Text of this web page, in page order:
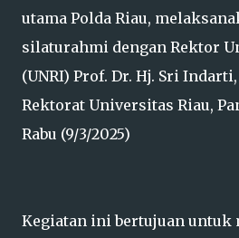
utama Polda Riau,
silaturahmi dengan Rektor
(UNRI) Prof. Dr. Hj. Sri Indarti,
Rektorat Universitas Riau,
Rabu (9/3/2025)
Kegiatan ini bertujuan untuk